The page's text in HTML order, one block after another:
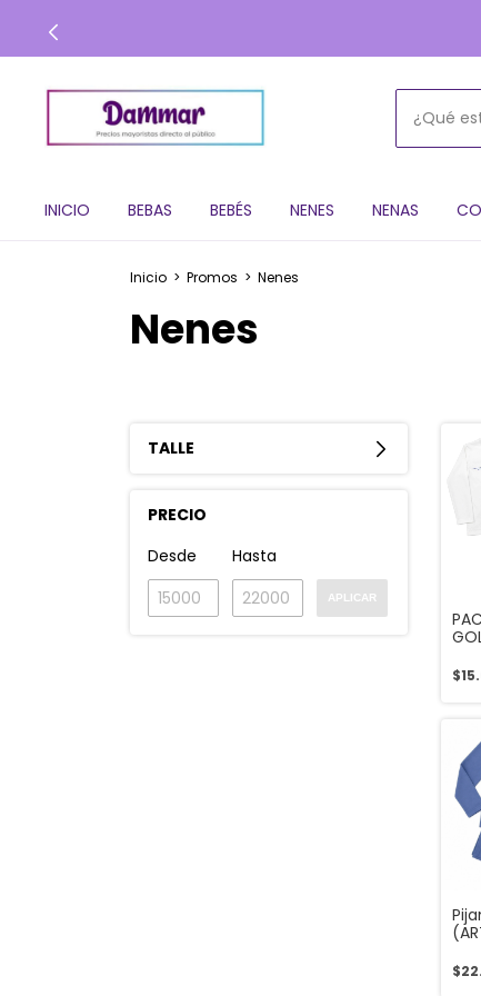
INICIO BEBAS BEBÉS NENES NENAS
Inicio > Promos > Nenes
Nenes
TALLE
PRECIO
Desde
Hasta
APLICAR